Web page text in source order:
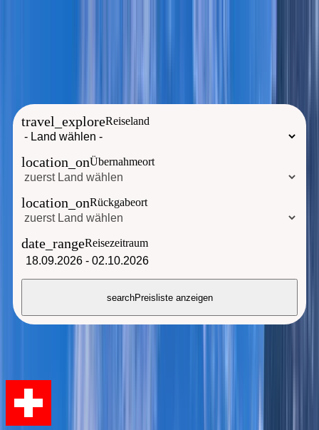
travel_exploreReiseland
location_onÜbernahmeort
location_onRückgabeort
date_rangeReisezeitraum
18.09.2026 - 02.10.2026
searchPreisliste anzeigen